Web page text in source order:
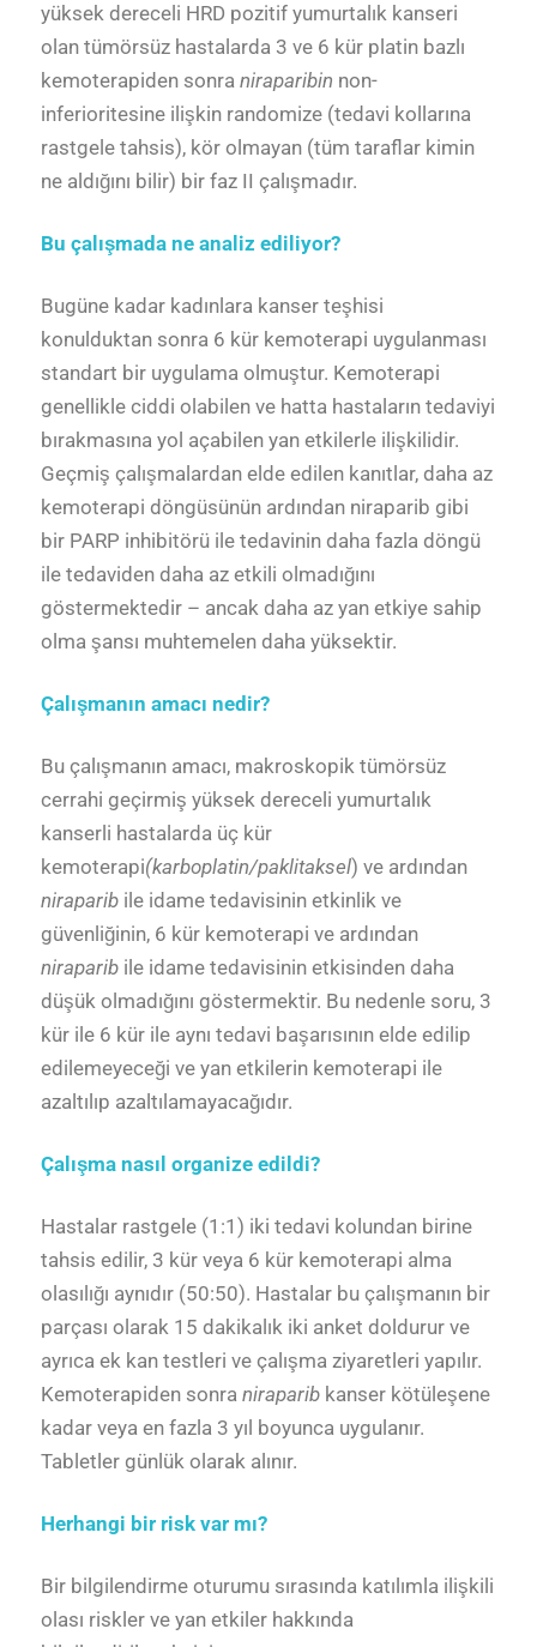
yüksek dereceli HRD pozitif yumurtalık kanseri
olan tümörsüz hastalarda 3 ve 6 kür platin bazlı
kemoterapiden sonra niraparibin non-
inferioritesine ilişkin randomize (tedavi kollarına
rastgele tahsis), kör olmayan (tüm taraflar kimin
ne aldığını bilir) bir faz II çalışmadır.
Bu çalışmada ne analiz ediliyor?
Bugüne kadar kadınlara kanser teşhisi
konulduktan sonra 6 kür kemoterapi uygulanması
standart bir uygulama olmuştur. Kemoterapi
genellikle ciddi olabilen ve hatta hastaların tedaviyi
bırakmasına yol açabilen yan etkilerle ilişkilidir.
Geçmiş çalışmalardan elde edilen kanıtlar, daha az
kemoterapi döngüsünün ardından niraparib gibi
bir PARP inhibitörü ile tedavinin daha fazla döngü
ile tedaviden daha az etkili olmadığını
göstermektedir – ancak daha az yan etkiye sahip
olma şansı muhtemelen daha yüksektir.
Çalışmanın amacı nedir?
Bu çalışmanın amacı, makroskopik tümörsüz
cerrahi geçirmiş yüksek dereceli yumurtalık
kanserli hastalarda üç kür
kemoterapi(karboplatin/paklitaksel) ve ardından
niraparib ile idame tedavisinin etkinlik ve
güvenliğinin, 6 kür kemoterapi ve ardından
niraparib ile idame tedavisinin etkisinden daha
düşük olmadığını göstermektir. Bu nedenle soru, 3
kür ile 6 kür ile aynı tedavi başarısının elde edilip
edilemeyeceği ve yan etkilerin kemoterapi ile
azaltılıp azaltılamayacağıdır.
Çalışma nasıl organize edildi?
Hastalar rastgele (1:1) iki tedavi kolundan birine
tahsis edilir, 3 kür veya 6 kür kemoterapi alma
olasılığı aynıdır (50:50). Hastalar bu çalışmanın bir
parçası olarak 15 dakikalık iki anket doldurur ve
ayrıca ek kan testleri ve çalışma ziyaretleri yapılır.
Kemoterapiden sonra niraparib kanser kötüleşene
kadar veya en fazla 3 yıl boyunca uygulanır.
Tabletler günlük olarak alınır.
Herhangi bir risk var mı?
Bir bilgilendirme oturumu sırasında katılımla ilişkili
olası riskler ve yan etkiler hakkında